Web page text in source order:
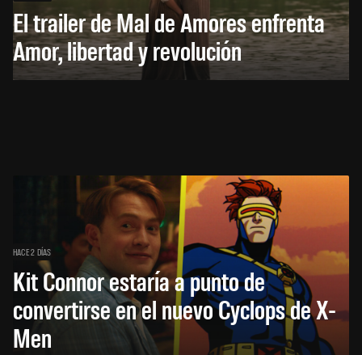
El trailer de Mal de Amores enfrenta
Amor, libertad y revolución
HACE 2 DÍAS
Kit Connor estaría a punto de
convertirse en el nuevo Cyclops de X-
Men